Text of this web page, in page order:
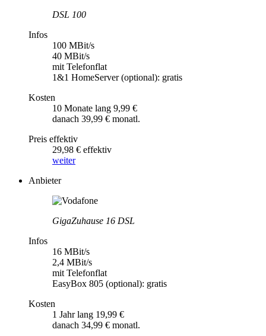
DSL 100
Infos
100 MBit/s
40 MBit/s
mit Telefonflat
1&1 HomeServer (optional): gratis
Kosten
10 Monate lang 9,99 €
danach 39,99 € monatl.
Preis effektiv
29,98 € effektiv
weiter
Anbieter
GigaZuhause 16 DSL
Infos
16 MBit/s
2,4 MBit/s
mit Telefonflat
EasyBox 805 (optional): gratis
Kosten
1 Jahr lang 19,99 €
danach 34,99 € monatl.